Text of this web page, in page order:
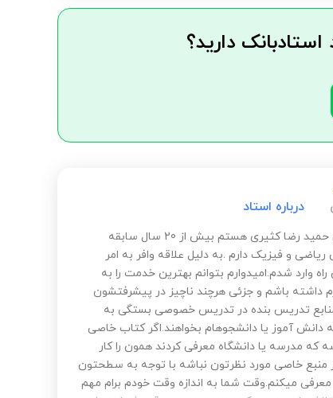
دارید؟
درباره استاد
سلام دوستان حمید رضا کثیری هستم بیش از 20 سال سابقه
و فیزیک دارم .به دلیل علاقه وافر به امر
وارد شدم.امیدوارم بتوانم بهترین خدمت را به
داشته باشم و جزئی هرچند ناچیز در پیشرفتشون
تدریس بنده در تدریس خصوصی بستگی به
دانش آموز یا دانشجوهام بخواهند.اگر کتاب خاصی
که مدرسه یا دانشگاه معرفی کردند همون را کار
منبع خاصی مورد نظرتون نباشه با توجه به سطحتون
میکنم.وقت شما به اندازه وقت خودم برام مهم